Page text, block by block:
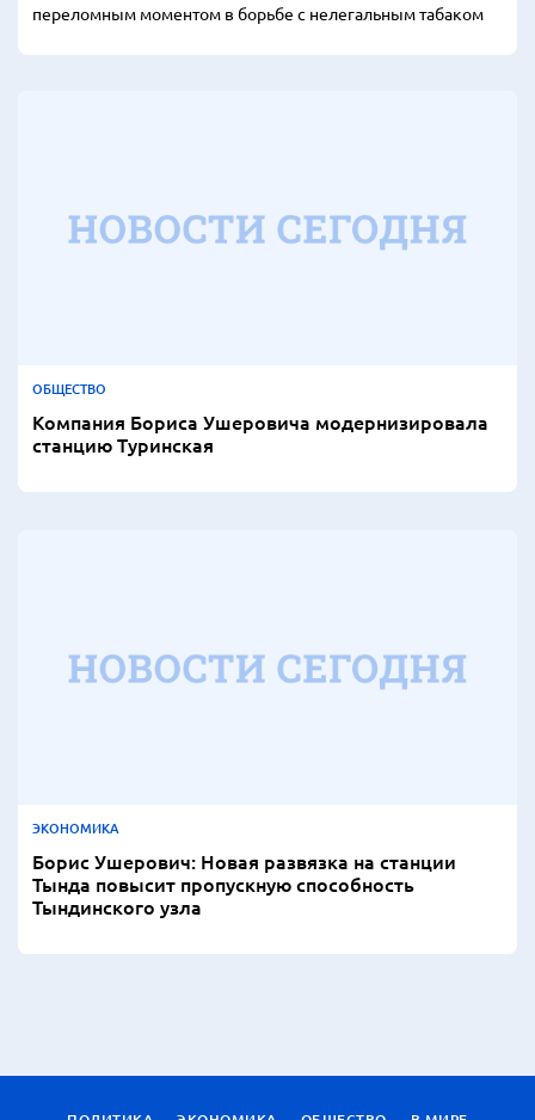
переломным моментом в борьбе с нелегальным табаком
ОБЩЕСТВО
Компания Бориса Ушеровича модернизировала
станцию Туринская
ЭКОНОМИКА
Борис Ушерович: Новая развязка на станции
Тында повысит пропускную способность
Тындинского узла